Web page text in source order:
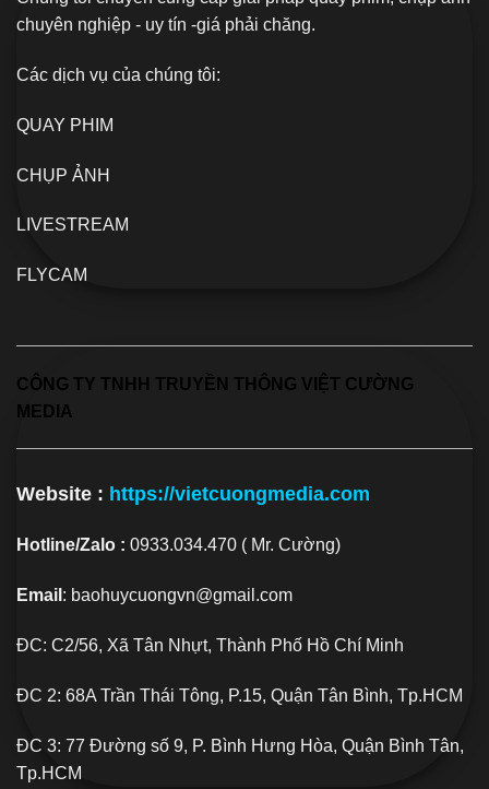
chuyên nghiệp - uy tín -giá phải chăng.
Các dịch vụ của chúng tôi:
QUAY PHIM
CHỤP ẢNH
LIVESTREAM
FLYCAM
CÔNG TY TNHH TRUYỀN THÔNG VIỆT CƯỜNG
MEDIA
Website : https://vietcuongmedia.com
Hotline/Zalo : 0933.034.470 ( Mr. Cường)
Email : baohuycuongvn@gmail.com
ĐC: C2/56, Xã Tân Nhựt, Thành Phố Hồ Chí Minh
ĐC 2: 68A Trần Thái Tông, P.15, Quận Tân Bình, Tp.HCM
ĐC 3: 77 Đường số 9, P. Bình Hưng Hòa, Quận Bình Tân,
Tp.HCM